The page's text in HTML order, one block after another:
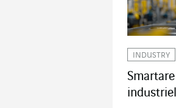
INDUSTRY